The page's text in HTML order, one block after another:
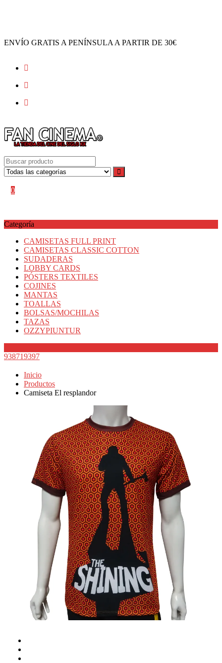
ENVÍO GRATIS A PENÍNSULA A PARTIR DE 30€
0
Categoría
CAMISETAS FULL PRINT
CAMISETAS CLASSIC COTTON
SUDADERAS
LOBBY CARDS
PÓSTERS TEXTILES
COJINES
MANTAS
TOALLAS
BOLSAS/MOCHILAS
TAZAS
OZZYPIUNTUR
938719397
Inicio
Productos
Camiseta El resplandor